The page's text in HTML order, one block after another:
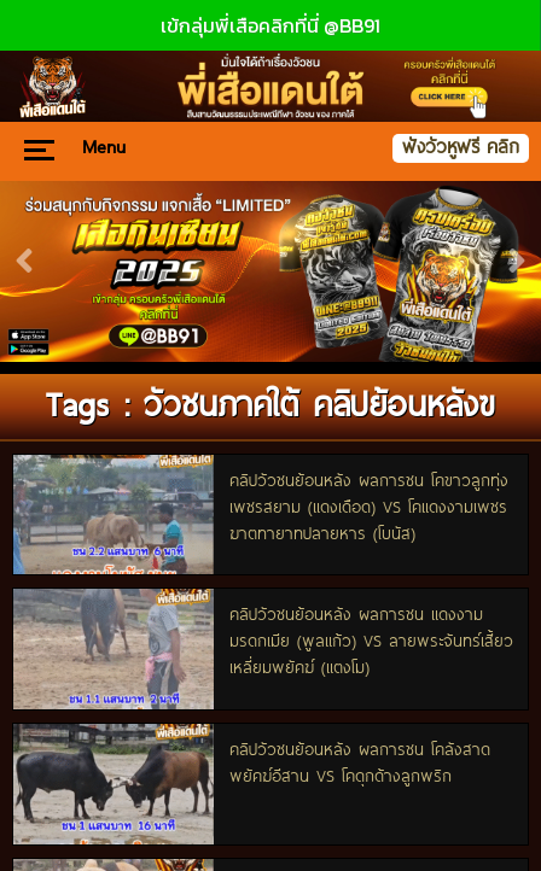
เข้กลุ่มพี่เสือคลิกที่นี่ @BB91
Menu ฟังวัวหูฟรี คลิก
Tags : วัวชนภาคใต้ คลิปย้อนหลังฃ
คลิปวัวชนย้อนหลัง ผลการชน โคขาวลูกทุ่ง
เพชรสยาม (แดงเดือด) VS โคแดงงามเพชร
ฆาตทายาทปลายหาร (โบนัส)
คลิปวัวชนย้อนหลัง ผลการชน แดงงาม
มรดกเมีย (พูลแก้ว) VS ลายพระจันทร์เสี้ยว
เหลี่ยมพยัคฆ์ (แตงโม)
คลิปวัวชนย้อนหลัง ผลการชน โคลังสาด
พยัคฆ์อีสาน VS โคดุกด้างลูกพริก